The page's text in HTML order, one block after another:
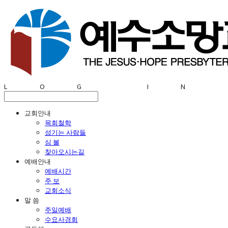
LOG IN
교회안내
목회철학
섬기는 사람들
심 볼
찾아오시는길
예배안내
예배시간
주 보
교회소식
말 씀
주일예배
수요사경회